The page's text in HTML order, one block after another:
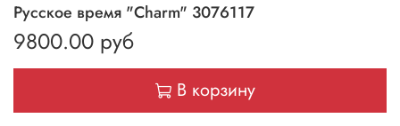
Русское время "Charm" 3076117
9800.00 руб
В корзину